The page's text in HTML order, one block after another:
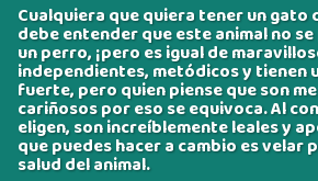
Cualquiera que quiera tener un gato
debe entender que este animal no
un perro, ¡pero es igual de
independientes, metódicos y tienen
fuerte, pero quien piense que son
cariñosos por eso se equivoca. Al
eligen, son increíblemente leales y
que puedes hacer a cambio es velar
salud del animal.